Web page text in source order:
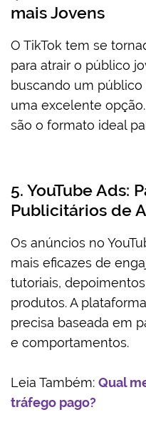
mais Jovens
O TikTok tem se
para atrair o público
buscando um público
uma excelente
são o formato ideal
5. YouTube Ads:
Publicitários de
Os anúncios no
mais eficazes de
tutoriais,
produtos. A
precisa baseada em
e comportamentos.
Leia Também: Qual
tráfego pago?